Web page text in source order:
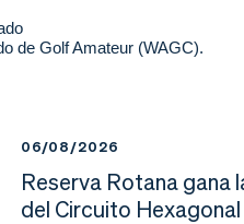
de Golf Amateur (WAGC).
06/08/2026
Reserva Rotana gana
del Circuito